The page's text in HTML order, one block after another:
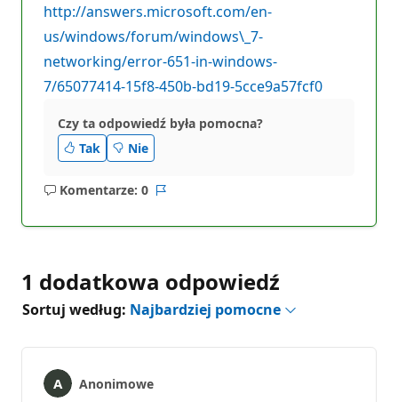
http://answers.microsoft.com/en-
us/windows/forum/windows\_7-
networking/error-651-in-windows-
7/65077414-15f8-450b-bd19-5cce9a57fcf0
Czy ta odpowiedź była pomocna?
Tak
Nie
Komentarze: 0
Brak
1 dodatkowa odpowiedź
Sortuj według: Najbardziej pomocne
Anonimowe